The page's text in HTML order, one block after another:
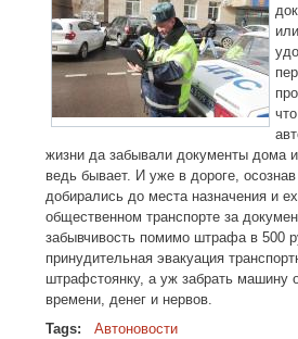
жизни да забывали документы дома
ведь бывает. И уже в дороге,
добирались до места назначения и
общественном транспорте за
забывчивость помимо штрафа в 500
принудительная эвакуация
штрафстоянку, а уж забрать машину
времени, денег и нервов.
Tags:
Автоновости